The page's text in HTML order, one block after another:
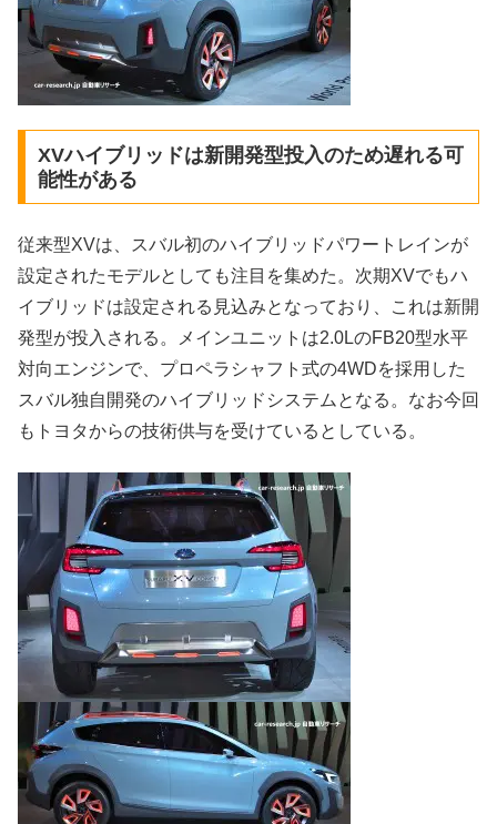
XVハイブリッドは新開発型投入のため遅れる可
能性がある
従来型XVは、スバル初のハイブリッドパワートレインが
設定されたモデルとしても注目を集めた。次期XVでもハ
イブリッドは設定される見込みとなっており、これは新開
発型が投入される。メインユニットは2.0LのFB20型水平
対向エンジンで、プロペラシャフト式の4WDを採用した
スバル独自開発のハイブリッドシステムとなる。なお今回
もトヨタからの技術供与を受けているとしている。